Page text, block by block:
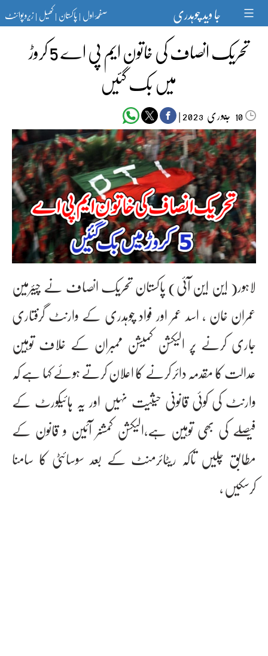
content جا وید چوہدری صفحۂ اول|پاکستان|کھیل|زیرو پوائنٹ
تحریک انصاف کی خاتون ایم پی اے 5 کروڑ
میں بک گئیں
10 جنوری‬‮ |
لاہور( این این آئی) پاکستان تحریک انصاف نے چیئرمین
عمران خان ، اسد عمر اور فواد چوہدری کے وارنٹ گرفتاری
جاری کرنے پر الیکشن کمیشن ممبران کے خلاف توہین
عدالت کا مقدمہ دائر کرنے کا اعلان کرتے ہوئے کہا ہے کہ
وارنٹ کی کوئی قانونی حیثیت نہیں اور یہ ہائیکورٹ کے
فیصلے کی بھی توہین ہے،الیکشن کمشنر آئین و قانون کے
مطابق چلیں تاکہ ریٹائرمنٹ کے بعد سوسائٹی کا سامنا
کرسکیں ،